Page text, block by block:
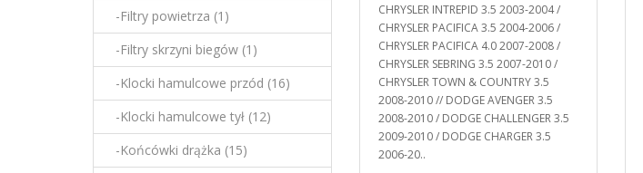
-Filtry powietrza (1)
-Filtry skrzyni biegów (1)
-Klocki hamulcowe przód (16)
-Klocki hamulcowe tył (12)
-Końcówki drążka (15)
CHRYSLER INTREPID 3.5 2003-2004 /
CHRYSLER PACIFICA 3.5 2004-2006 /
CHRYSLER PACIFICA 4.0 2007-2008 /
CHRYSLER SEBRING 3.5 2007-2010 /
CHRYSLER TOWN & COUNTRY 3.5
2008-2010 // DODGE AVENGER 3.5
2008-2010 / DODGE CHALLENGER 3.5
2009-2010 / DODGE CHARGER 3.5
2006-20..